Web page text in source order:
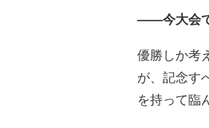
――今大会
優勝しか考
が、記念す
を持って臨